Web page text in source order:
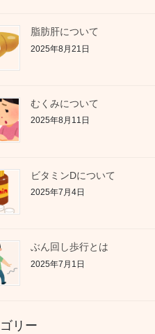
脂肪肝について
2025年8月21日
むくみについて
2025年8月11日
ビタミンDについて
2025年7月4日
ぶん回し歩行とは
2025年7月1日
リー